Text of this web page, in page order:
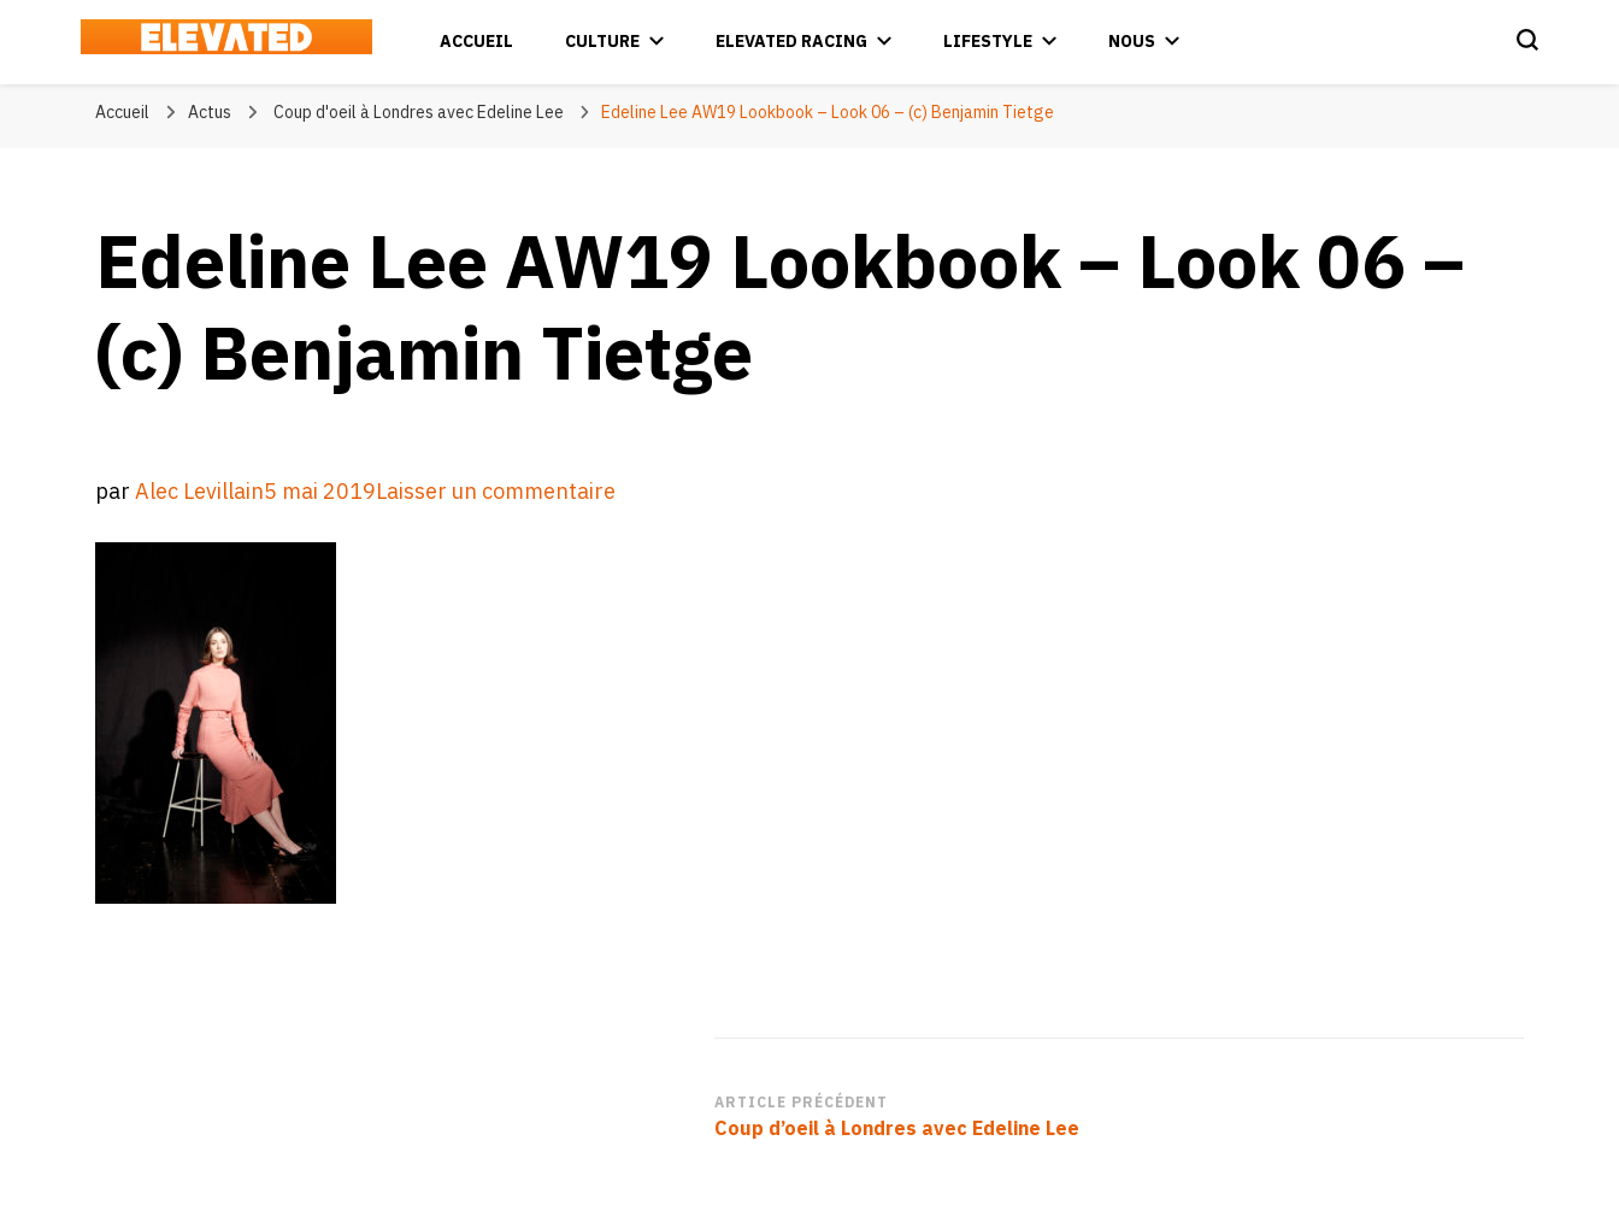
Elevated
ACCUEIL CULTURE ELEVATED RACING LIFESTYLE NOUS
Accueil Actus Coup d'oeil à Londres avec Edeline Lee Edeline Lee AW19 Lookbook – Look 06 – (c) Benjamin Tietge
Edeline Lee AW19 Lookbook – Look 06 –
(c) Benjamin Tietge
parAlec Levillain5 mai 2019Laisser un commentaire
Navigation
d’article
ARTICLE PRÉCÉDENT
Coup d’oeil à Londres avec Edeline Lee